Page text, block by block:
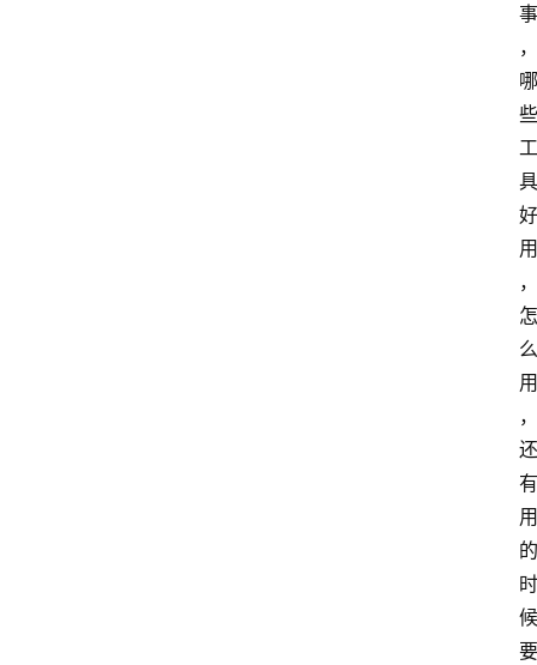
事
，
哪
些
工
具
好
用
，
怎
么
用
，
还
有
用
的
时
候
要